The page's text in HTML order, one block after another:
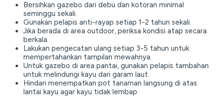
Bersihkan gazebo dari debu dan kotoran minimal
seminggu sekali.
Gunakan pelapis anti-rayap setiap 1-2 tahun sekali.
Jika berada di area outdoor, periksa kondisi atap secara
berkala.
Lakukan pengecatan ulang setiap 3-5 tahun untuk
mempertahankan tampilan mewahnya.
Untuk gazebo di area pantai, gunakan pelapis tambahan
untuk melindungi kayu dari garam laut.
Hindari menempatkan pot tanaman langsung di atas
lantai kayu agar kayu tidak lembap.